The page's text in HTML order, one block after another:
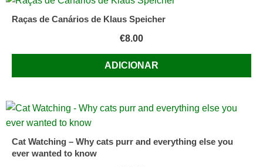
Raças de Canários de Klaus Speicher
€8.00
ADICIONAR
Cat Watching – Why cats purr and everything else you
ever wanted to know